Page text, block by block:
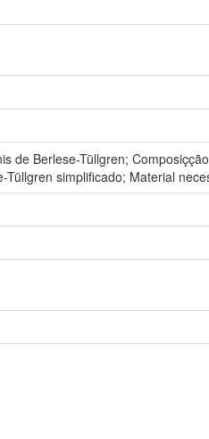
de Berlese-Tüllgren;
simplificado; Material